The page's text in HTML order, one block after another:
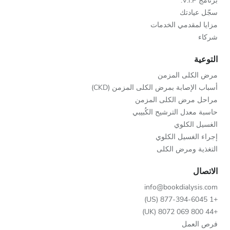
سجّل عيادتك
مزايا لمقدمي الخدمات
شركاء
التوعية
مرض الكلى المزمن
أسباب الإصابة بمرض الكلى المزمن (CKD)
مراحل مرض الكلى المزمن
حاسبة معدل الترشيح الكُبيبي
الغسيل الكلوي
إجراء الغسيل الكلوي
التغذية ومرض الكلى
الاتصال
info@bookdialysis.com
+1 877-394-6045 (US)
+44 800 069 8072 (UK)
فرص العمل